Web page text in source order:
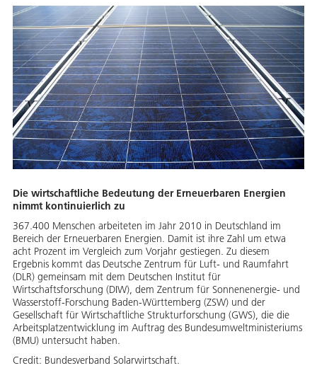
Die wirtschaftliche Bedeutung der Erneuerbaren Energien
nimmt kontinuierlich zu
367.400 Menschen arbeiteten im Jahr 2010 in Deutschland im
Bereich der Erneuerbaren Energien. Damit ist ihre Zahl um etwa
acht Prozent im Vergleich zum Vorjahr gestiegen. Zu diesem
Ergebnis kommt das Deutsche Zentrum für Luft- und Raumfahrt
(DLR) gemeinsam mit dem Deutschen Institut für
Wirtschaftsforschung (DIW), dem Zentrum für Sonnenenergie- und
Wasserstoff-Forschung Baden-Württemberg (ZSW) und der
Gesellschaft für Wirtschaftliche Strukturforschung (GWS), die die
Arbeitsplatzentwicklung im Auftrag des Bundesumweltministeriums
(BMU) untersucht haben.
Credit: Bundesverband Solarwirtschaft.